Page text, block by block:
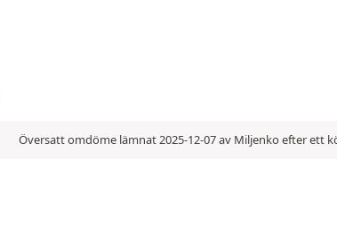
Översatt omdöme lämnat 2025-12-07 av Miljenko efter ett